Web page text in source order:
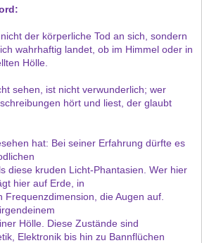
der körperliche Tod an sich, sondern
wahrhaftig landet, ob im Himmel oder in
Hölle.
sehen, ist nicht verwunderlich; wer
hört und liest, der glaubt
hat: Bei seiner Erfahrung dürfte es
diese kruden Licht-Phantasien. Wer hier
hier auf Erde, in
die Augen auf.
Hölle. Diese Zustände sind
Elektronik bis hin zu Bannflüchen